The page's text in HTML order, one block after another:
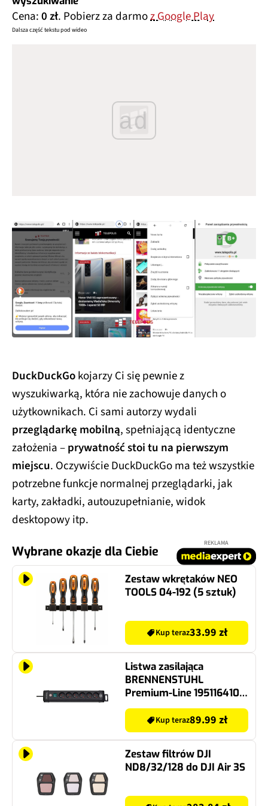
Cena:0 zł. Pobierz za darmoz Google Play
Dalsza część tekstu pod wideo
ad
DuckDuckGokojarzy Ci się pewnie z
wyszukiwarką, która nie zachowuje danych o
użytkownikach. Ci sami autorzy wydali
przeglądarkę mobilną, spełniającą identyczne
założenia –prywatność stoi tu na pierwszym
miejscu. Oczywiście DuckDuckGo ma też wszystkie
potrzebne funkcje normalnej przeglądarki, jak
karty, zakładki, autouzupełnianie, widok
desktopowy itp.
Wybrane okazje dla Ciebie
REKLAMA
Zestaw wkrętaków NEO
TOOLS 04-192 (5 sztuk)
Kup teraz33.99 zł
Listwa zasilająca
BRENNENSTUHL
Premium-Line 1951164100
(3 m) Czarny
Kup teraz89.99 zł
Zestaw filtrów DJI
ND8/32/128 do DJI Air 3S